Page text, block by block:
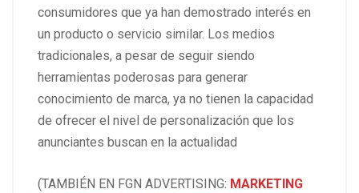
consumidores que ya han demostrado interés en
un producto o servicio similar. Los medios
tradicionales, a pesar de seguir siendo
herramientas poderosas para generar
conocimiento de marca, ya no tienen la capacidad
de ofrecer el nivel de personalización que los
anunciantes buscan en la actualidad
(TAMBIÉN EN FGN ADVERTISING: MARKETING